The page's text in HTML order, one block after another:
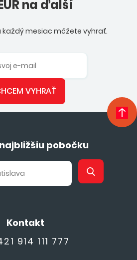
na ďalší
každý mesiac môžete vyhrať.
VYHRAŤ
pobočku
Kontakt
914 111 777